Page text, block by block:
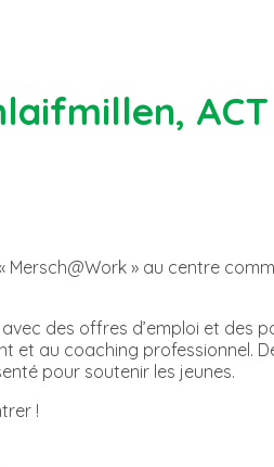
» au centre
des offres d’emploi et des
et au coaching professionnel.
pour soutenir les jeunes.
!